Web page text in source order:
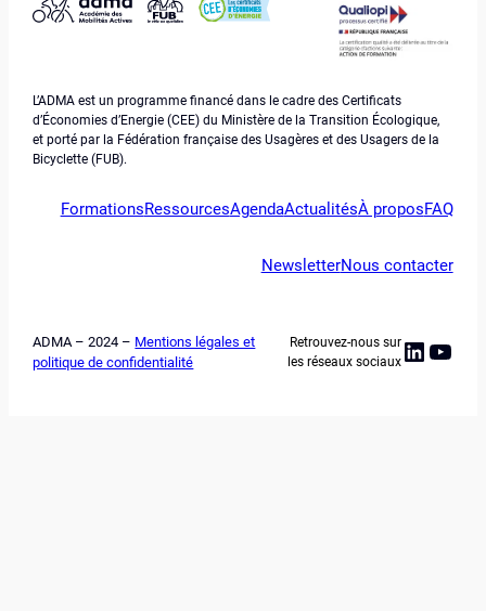
L’ADMA est un programme financé dans le cadre des Certificats
d’Économies d’Energie (CEE) du Ministère de la Transition Écologique,
et porté par la Fédération française des Usagères et des Usagers de la
Bicyclette (FUB).
FormationsRessourcesAgendaActualitésÀ proposFAQ
NewsletterNous contacter
ADMA – 2024 – Mentions légales et
politique de confidentialité
Retrouvez-nous sur
les réseaux sociaux